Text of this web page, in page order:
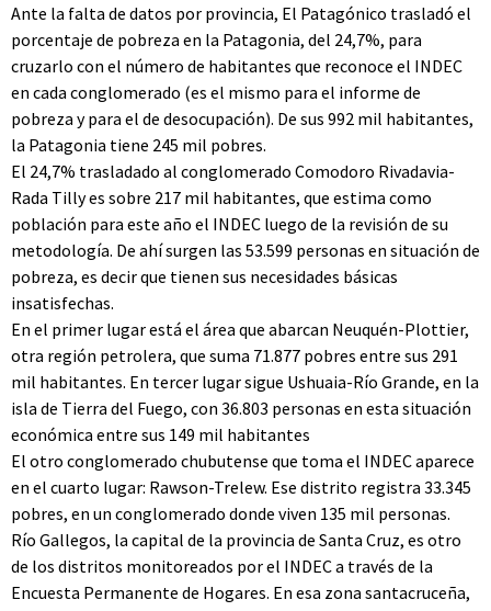
Ante la falta de datos por provincia, El Patagónico trasladó el
porcentaje de pobreza en la Patagonia, del 24,7%, para
cruzarlo con el número de habitantes que reconoce el INDEC
en cada conglomerado (es el mismo para el informe de
pobreza y para el de desocupación). De sus 992 mil habitantes,
la Patagonia tiene 245 mil pobres.
El 24,7% trasladado al conglomerado Comodoro Rivadavia-
Rada Tilly es sobre 217 mil habitantes, que estima como
población para este año el INDEC luego de la revisión de su
metodología. De ahí surgen las 53.599 personas en situación de
pobreza, es decir que tienen sus necesidades básicas
insatisfechas.
En el primer lugar está el área que abarcan Neuquén-Plottier,
otra región petrolera, que suma 71.877 pobres entre sus 291
mil habitantes. En tercer lugar sigue Ushuaia-Río Grande, en la
isla de Tierra del Fuego, con 36.803 personas en esta situación
económica entre sus 149 mil habitantes
El otro conglomerado chubutense que toma el INDEC aparece
en el cuarto lugar: Rawson-Trelew. Ese distrito registra 33.345
pobres, en un conglomerado donde viven 135 mil personas.
Río Gallegos, la capital de la provincia de Santa Cruz, es otro
de los distritos monitoreados por el INDEC a través de la
Encuesta Permanente de Hogares. En esa zona santacruceña,